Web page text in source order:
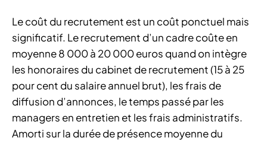
Le coût du recrutement est un coût ponctuel mais
significatif. Le recrutement d’un cadre coûte en
moyenne 8 000 à 20 000 euros quand on intègre
les honoraires du cabinet de recrutement (15 à 25
pour cent du salaire annuel brut), les frais de
diffusion d’annonces, le temps passé par les
managers en entretien et les frais administratifs.
Amorti sur la durée de présence moyenne du